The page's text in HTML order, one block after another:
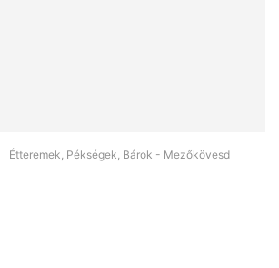
Étteremek, Pékségek, Bárok - Mezőkövesd